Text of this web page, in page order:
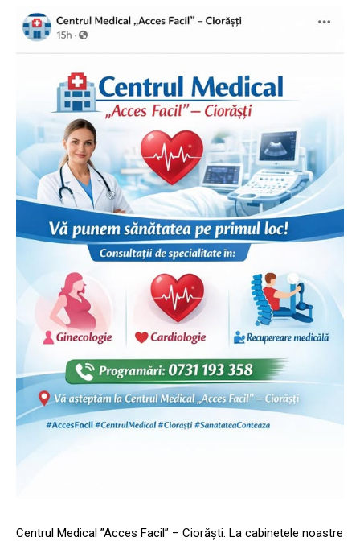
Centrul Medical ”Acces Facil” – Ciorăști: La cabinetele noastre